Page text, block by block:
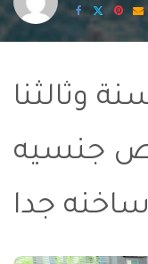
by
وطيز عمتي 22 سنة وثالثنا
جنسيه
ساخنه جدا